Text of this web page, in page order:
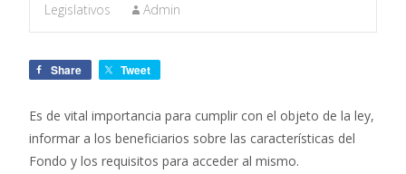
Legislativos
Admin
Share Tweet
Es de vital importancia para cumplir con el objeto de la ley,
informar a los beneficiarios sobre las características del
Fondo y los requisitos para acceder al mismo.